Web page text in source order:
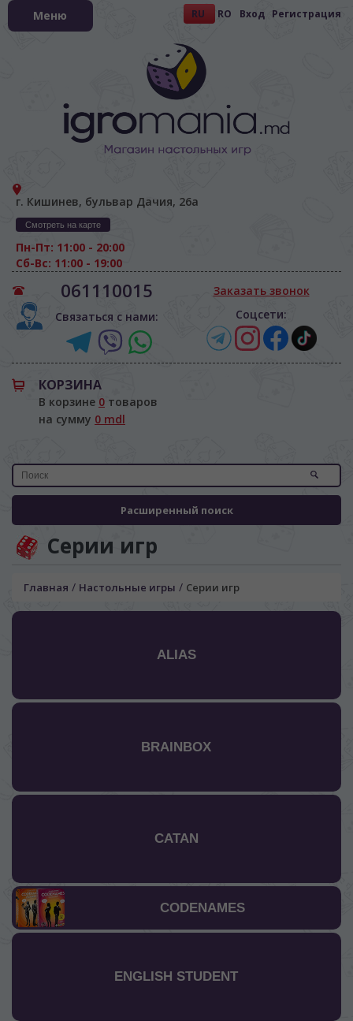
RU RO Вход Регистрация
г. Кишинев, бульвар Дачия, 26а
Смотреть на карте
Пн-Пт: 11:00 - 20:00
Сб-Вс: 11:00 - 19:00
061110015
Связаться с нами:
Заказать звонок
Соцсети:
КОРЗИНА
В корзине 0 товаров
на сумму 0 mdl
Расширенный поиск
Меню
Серии игр
Главная / Настольные игры / Серии игр
ALIAS
BRAINBOX
CATAN
CODENAMES
ENGLISH STUDENT